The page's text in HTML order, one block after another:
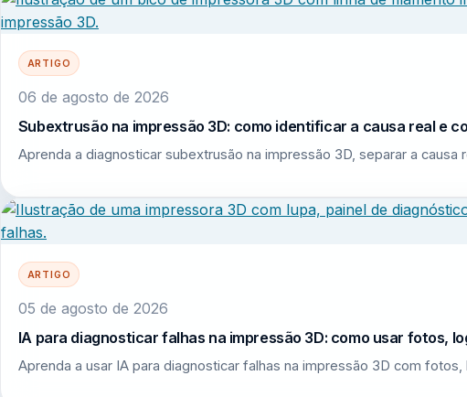
ARTIGO
06 de agosto de 2026
Subextrusão na impressão 3D: como identificar a causa real e
Aprenda a diagnosticar subextrusão na impressão 3D, separar a
ARTIGO
05 de agosto de 2026
IA para diagnosticar falhas na impressão 3D: como usar fotos,
Aprenda a usar IA para diagnosticar falhas na impressão 3D com